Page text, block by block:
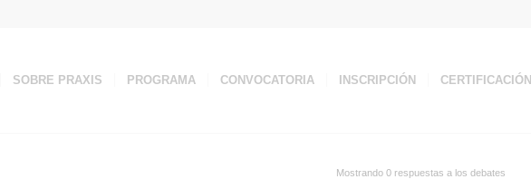
SOBRE PRAXIS PROGRAMA CONVOCATORIA INSCRIPCIÓN CERTIFICACIÓN
Mostrando 0 respuestas a los debates